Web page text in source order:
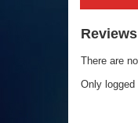
Reviews
There are
Only